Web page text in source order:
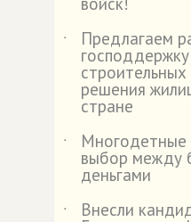
˙
Предлагаем
решения
стране
˙
Многодетные
выбор между
деньгами
˙
Внесли